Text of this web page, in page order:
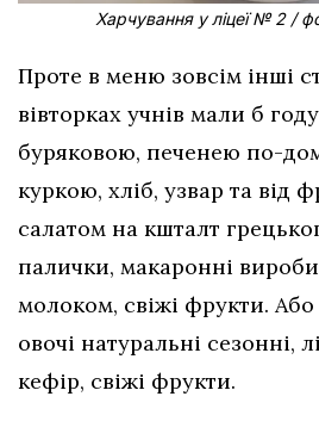
Харчування у ліцеї № 2 /
Проте в меню зовсім інші
вівторках учнів мали б
буряковою, печенею по-
куркою, хліб, узвар та від
салатом на кшталт
палички, макаронні
молоком, свіжі фрукти.
овочі натуральні сезонні,
кефір, свіжі фрукти.